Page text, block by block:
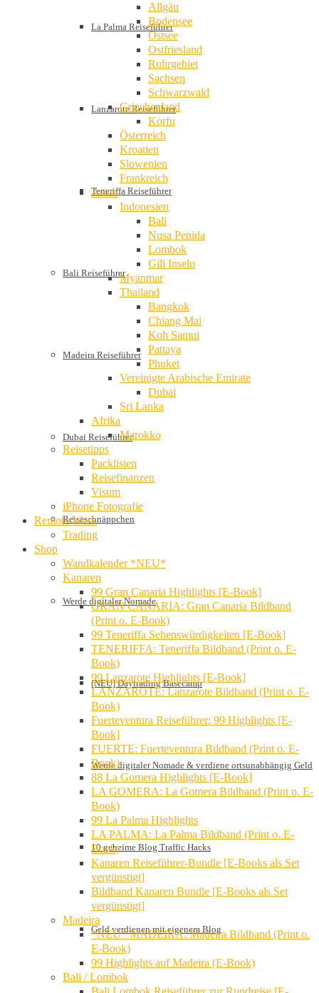
La Palma Reiseführer
Lanzarote Reiseführer
Teneriffa Reiseführer
Bali Reiseführer
Madeira Reiseführer
Dubai Reiseführer
Reiseschnäppchen
Werde digitaler Nomade
[NEU] Daytrading Basecamp
Werde digitaler Nomade & verdiene ortsunabhängig Geld
10 geheime Blog Traffic Hacks
Geld verdienen mit eigenem Blog
Allgäu
Bodensee
Ostsee
Ostfriesland
Ruhrgebiet
Sachsen
Schwarzwald
Griechenland
Korfu
Österreich
Kroatien
Slowenien
Frankreich
Asien
Indonesien
Bali
Nusa Penida
Lombok
Gili Inseln
Myanmar
Thailand
Bangkok
Chiang Mai
Koh Samui
Pattaya
Phuket
Vereinigte Arabische Emirate
Dubai
Sri Lanka
Afrika
Marokko
Reisetipps
Packlisten
Reisefinanzen
Visum
iPhone Fotografie
Remote Work
Trading
Shop
Wandkalender *NEU*
Kanaren
99 Gran Canaria Highlights [E-Book]
GRAN CANARIA: Gran Canaria Bildband
(Print o. E-Book)
99 Teneriffa Sehenswürdigkeiten [E-Book]
TENERIFFA: Teneriffa Bildband (Print o. E-
Book)
99 Lanzarote Highlights [E-Book]
LANZAROTE: Lanzarote Bildband (Print o. E-
Book)
Fuerteventura Reiseführer: 99 Highlights [E-
Book]
FUERTE: Fuerteventura Bildband (Print o. E-
Book)
88 La Gomera Highlights [E-Book]
LA GOMERA: La Gomera Bildband (Print o. E-
Book)
99 La Palma Highlights
LA PALMA: La Palma Bildband (Print o. E-
Book)
Kanaren Reiseführer-Bundle [E-Books als Set
vergünstigt]
Bildband Kanaren Bundle [E-Books als Set
vergünstigt]
Madeira
*NEU* MADEIRA: Madeira Bildband (Print o.
E-Book)
99 Highlights auf Madeira (E-Book)
Bali / Lombok